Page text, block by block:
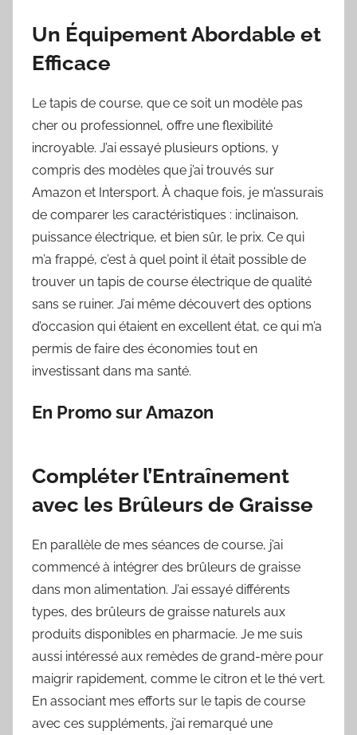
Un Équipement Abordable et
Efficace
Le tapis de course, que ce soit un modèle pas
cher ou professionnel, offre une flexibilité
incroyable. J’ai essayé plusieurs options, y
compris des modèles que j’ai trouvés sur
Amazon et Intersport. À chaque fois, je m’assurais
de comparer les caractéristiques : inclinaison,
puissance électrique, et bien sûr, le prix. Ce qui
m’a frappé, c’est à quel point il était possible de
trouver un tapis de course électrique de qualité
sans se ruiner. J’ai même découvert des options
d’occasion qui étaient en excellent état, ce qui m’a
permis de faire des économies tout en
investissant dans ma santé.
En Promo sur Amazon
Compléter l’Entraînement
avec les Brûleurs de Graisse
En parallèle de mes séances de course, j’ai
commencé à intégrer des brûleurs de graisse
dans mon alimentation. J’ai essayé différents
types, des brûleurs de graisse naturels aux
produits disponibles en pharmacie. Je me suis
aussi intéressé aux remèdes de grand-mère pour
maigrir rapidement, comme le citron et le thé vert.
En associant mes efforts sur le tapis de course
avec ces suppléments, j’ai remarqué une